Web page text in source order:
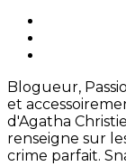
Blogueur,
et
d'Agatha
renseigne sur
crime parfait.